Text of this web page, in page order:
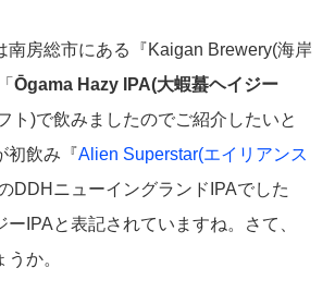
南房総市にある『Kaigan Brewery(海岸
Ōgama Hazy IPA(大蝦蟇ヘイジー
ト)で飲みましたのでご紹介したいと
初飲み『Alien Superstar(エイリアンス
DDHニューイングランドIPAでした
ーIPAと表記されていますね。さて、
か。